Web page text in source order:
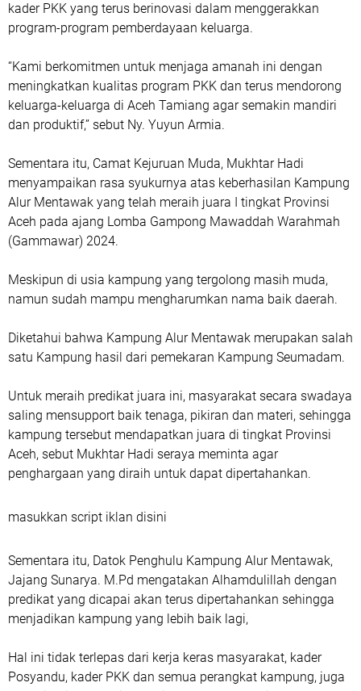
kader PKK yang terus berinovasi dalam menggerakkan
program-program pemberdayaan keluarga.
“Kami berkomitmen untuk menjaga amanah ini dengan
meningkatkan kualitas program PKK dan terus mendorong
keluarga-keluarga di Aceh Tamiang agar semakin mandiri
dan produktif,” sebut Ny. Yuyun Armia.
Sementara itu, Camat Kejuruan Muda, Mukhtar Hadi
menyampaikan rasa syukurnya atas keberhasilan Kampung
Alur Mentawak yang telah meraih juara I tingkat Provinsi
Aceh pada ajang Lomba Gampong Mawaddah Warahmah
(Gammawar) 2024.
Meskipun di usia kampung yang tergolong masih muda,
namun sudah mampu mengharumkan nama baik daerah.
Diketahui bahwa Kampung Alur Mentawak merupakan salah
satu Kampung hasil dari pemekaran Kampung Seumadam.
Untuk meraih predikat juara ini, masyarakat secara swadaya
saling mensupport baik tenaga, pikiran dan materi, sehingga
kampung tersebut mendapatkan juara di tingkat Provinsi
Aceh, sebut Mukhtar Hadi seraya meminta agar
penghargaan yang diraih untuk dapat dipertahankan.
masukkan script iklan disini
Sementara itu, Datok Penghulu Kampung Alur Mentawak,
Jajang Sunarya. M.Pd mengatakan Alhamdulillah dengan
predikat yang dicapai akan terus dipertahankan sehingga
menjadikan kampung yang lebih baik lagi,
Hal ini tidak terlepas dari kerja keras masyarakat, kader
Posyandu, kader PKK dan semua perangkat kampung, juga